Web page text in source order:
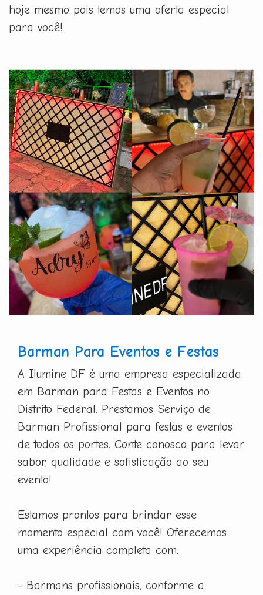
hoje mesmo pois temos uma oferta especial
para você!
Barman Para Eventos e Festas
A Ilumine DF é uma empresa especializada
em Barman para Festas e Eventos no
Distrito Federal. Prestamos Serviço de
Barman Profissional para festas e eventos
de todos os portes. Conte conosco para levar
sabor, qualidade e sofisticação ao seu
evento!
Estamos prontos para brindar esse
momento especial com você! Oferecemos
uma experiência completa com:
- Barmans profissionais, conforme a